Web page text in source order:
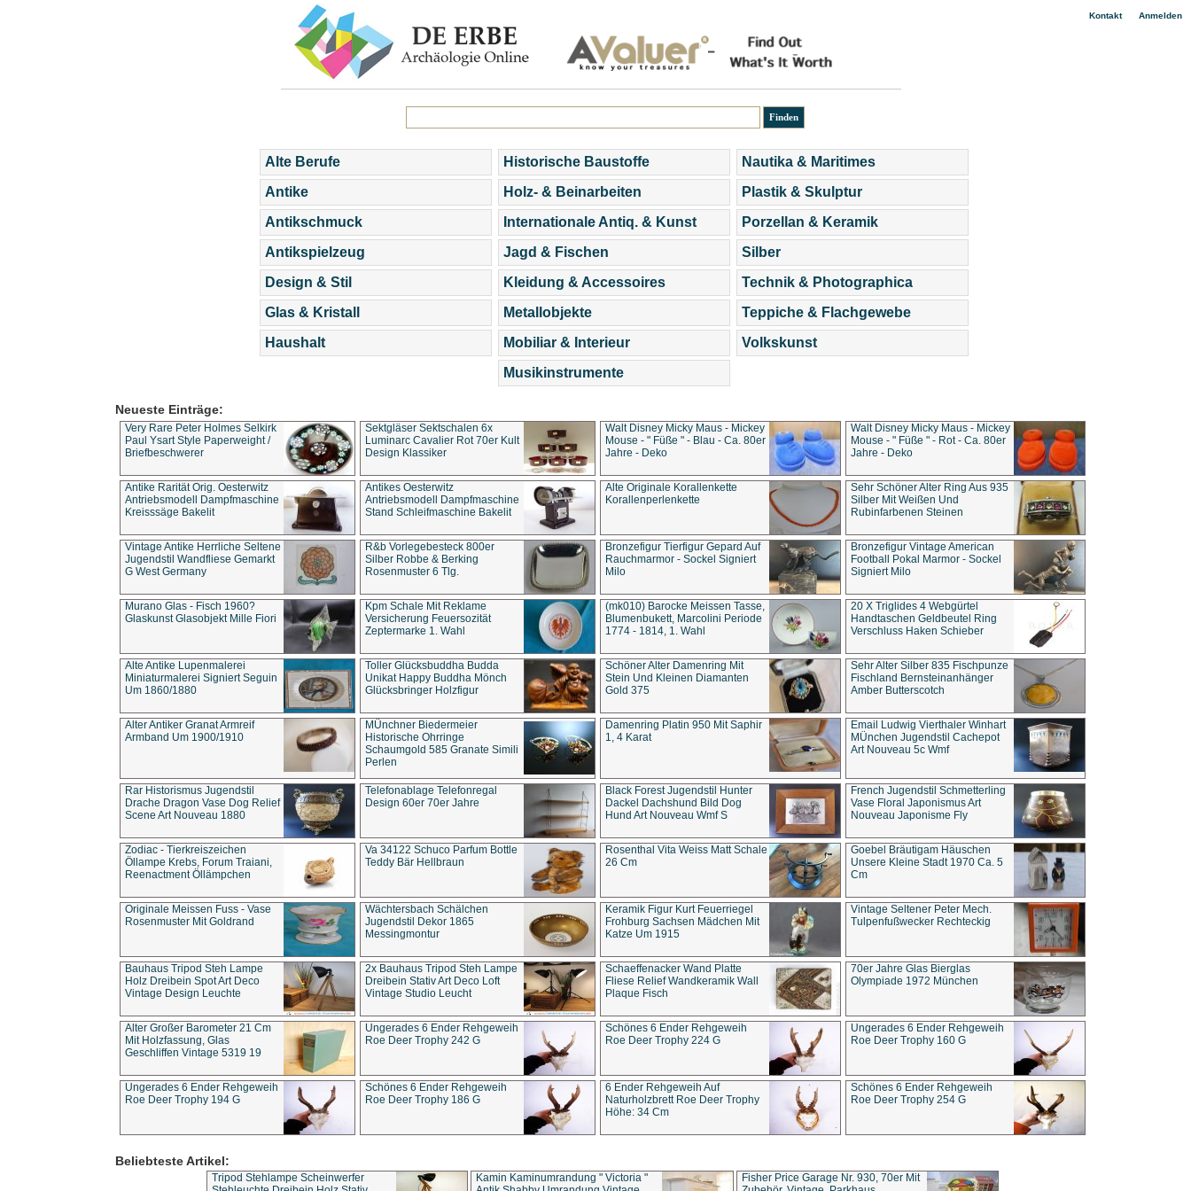
Kontakt| Anmelden
Alte Berufe
Antike
Antikschmuck
Antikspielzeug
Design & Stil
Glas & Kristall
Haushalt
Historische Baustoffe
Holz- & Beinarbeiten
Internationale Antiq. & Kunst
Jagd & Fischen
Kleidung & Accessoires
Metallobjekte
Mobiliar & Interieur
Musikinstrumente
Nautika & Maritimes
Plastik & Skulptur
Porzellan & Keramik
Silber
Technik & Photographica
Teppiche & Flachgewebe
Volkskunst
Neueste Einträge:
Very Rare Peter Holmes Selkirk
Paul Ysart Style Paperweight /
Briefbeschwerer
Sektgläser Sektschalen 6x
Luminarc Cavalier Rot 70er Kult
Design Klassiker
Walt Disney Micky Maus - Mickey
Mouse - " Füße " - Blau - Ca. 80er
Jahre - Deko
Walt Disney Micky Maus - Mickey
Mouse - " Füße " - Rot - Ca. 80er
Jahre - Deko
Antike Rarität Orig. Oesterwitz
Antriebsmodell Dampfmaschine
Kreisssäge Bakelit
Antikes Oesterwitz
Antriebsmodell Dampfmaschine
Stand Schleifmaschine Bakelit
Alte Originale Korallenkette
Korallenperlenkette
Sehr Schöner Alter Ring Aus 935
Silber Mit Weißen Und
Rubinfarbenen Steinen
Vintage Antike Herrliche Seltene
Jugendstil Wandfliese Gemarkt
G West Germany
R&b Vorlegebesteck 800er
Silber Robbe & Berking
Rosenmuster 6 Tlg.
Bronzefigur Tierfigur Gepard Auf
Rauchmarmor - Sockel Signiert
Milo
Bronzefigur Vintage American
Football Pokal Marmor - Sockel
Signiert Milo
Murano Glas - Fisch 1960?
Glaskunst Glasobjekt Mille Fiori
Kpm Schale Mit Reklame
Versicherung Feuersozität
Zeptermarke 1. Wahl
(mk010) Barocke Meissen Tasse,
Blumenbukett, Marcolini Periode
1774 - 1814, 1. Wahl
20 X Triglides 4 Webgürtel
Handtaschen Geldbeutel Ring
Verschluss Haken Schieber
Alte Antike Lupenmalerei
Miniaturmalerei Signiert Seguin
Um 1860/1880
Toller Glücksbuddha Budda
Unikat Happy Buddha Mönch
Glücksbringer Holzfigur
Schöner Alter Damenring Mit
Stein Und Kleinen Diamanten
Gold 375
Sehr Alter Silber 835 Fischpunze
Fischland Bernsteinanhänger
Amber Butterscotch
Alter Antiker Granat Armreif
Armband Um 1900/1910
MÜnchner Biedermeier
Historische Ohrringe
Schaumgold 585 Granate Simili
Perlen
Damenring Platin 950 Mit Saphir
1, 4 Karat
Email Ludwig Vierthaler Winhart
MÜnchen Jugendstil Cachepot
Art Nouveau 5c Wmf
Rar Historismus Jugendstil
Drache Dragon Vase Dog Relief
Scene Art Nouveau 1880
Telefonablage Telefonregal
Design 60er 70er Jahre
Black Forest Jugendstil Hunter
Dackel Dachshund Bild Dog
Hund Art Nouveau Wmf S
French Jugendstil Schmetterling
Vase Floral Japonismus Art
Nouveau Japonisme Fly
Zodiac - Tierkreiszeichen
Öllampe Krebs, Forum Traiani,
Reenactment Öllämpchen
Va 34122 Schuco Parfum Bottle
Teddy Bär Hellbraun
Rosenthal Vita Weiss Matt Schale
26 Cm
Goebel Bräutigam Häuschen
Unsere Kleine Stadt 1970 Ca. 5
Cm
Originale Meissen Fuss - Vase
Rosenmuster Mit Goldrand
Wächtersbach Schälchen
Jugendstil Dekor 1865
Messingmontur
Keramik Figur Kurt Feuerriegel
Frohburg Sachsen Mädchen Mit
Katze Um 1915
Vintage Seltener Peter Mech.
Tulpenfußwecker Rechteckig
Bauhaus Tripod Steh Lampe
Holz Dreibein Spot Art Deco
Vintage Design Leuchte
2x Bauhaus Tripod Steh Lampe
Dreibein Stativ Art Deco Loft
Vintage Studio Leucht
Schaeffenacker Wand Platte
Fliese Relief Wandkeramik Wall
Plaque Fisch
70er Jahre Glas Bierglas
Olympiade 1972 München
Alter Großer Barometer 21 Cm
Mit Holzfassung, Glas
Geschliffen Vintage 5319 19
Ungerades 6 Ender Rehgeweih
Roe Deer Trophy 242 G
Schönes 6 Ender Rehgeweih
Roe Deer Trophy 224 G
Ungerades 6 Ender Rehgeweih
Roe Deer Trophy 160 G
Ungerades 6 Ender Rehgeweih
Roe Deer Trophy 194 G
Schönes 6 Ender Rehgeweih
Roe Deer Trophy 186 G
6 Ender Rehgeweih Auf
Naturholzbrett Roe Deer Trophy
Höhe: 34 Cm
Schönes 6 Ender Rehgeweih
Roe Deer Trophy 254 G
Beliebteste Artikel:
Tripod Stehlampe Scheinwerfer
Kamin Kaminumrandung " Victoria "
Fisher Price Garage Nr. 930, 70er Mit